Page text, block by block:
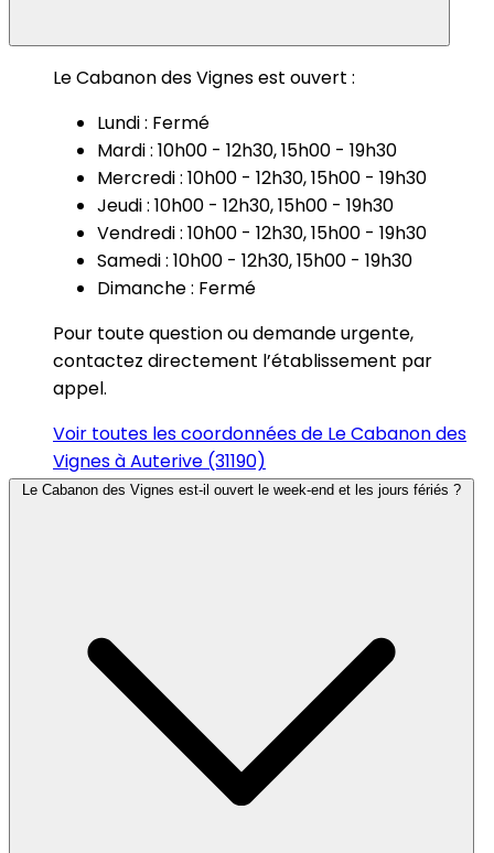
Le Cabanon des Vignes est ouvert :
Lundi : Fermé
Mardi : 10h00 - 12h30, 15h00 - 19h30
Mercredi : 10h00 - 12h30, 15h00 - 19h30
Jeudi : 10h00 - 12h30, 15h00 - 19h30
Vendredi : 10h00 - 12h30, 15h00 - 19h30
Samedi : 10h00 - 12h30, 15h00 - 19h30
Dimanche : Fermé
Pour toute question ou demande urgente,
contactez directement l’établissement par
appel.
Voir toutes les coordonnées de Le Cabanon des
Vignes à Auterive (31190)
Le Cabanon des Vignes est-il ouvert le week-end et les jours fériés ?